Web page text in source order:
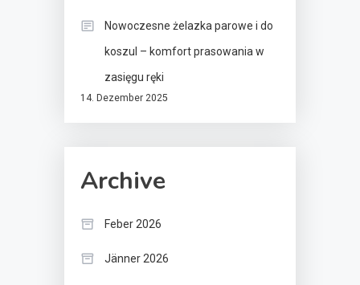
Nowoczesne żelazka parowe i do
koszul – komfort prasowania w
zasięgu ręki
14. Dezember 2025
Archive
Feber 2026
Jänner 2026